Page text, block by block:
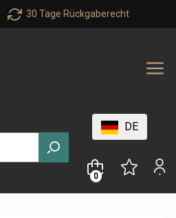
30 Tage Rückgaberecht
DE
0